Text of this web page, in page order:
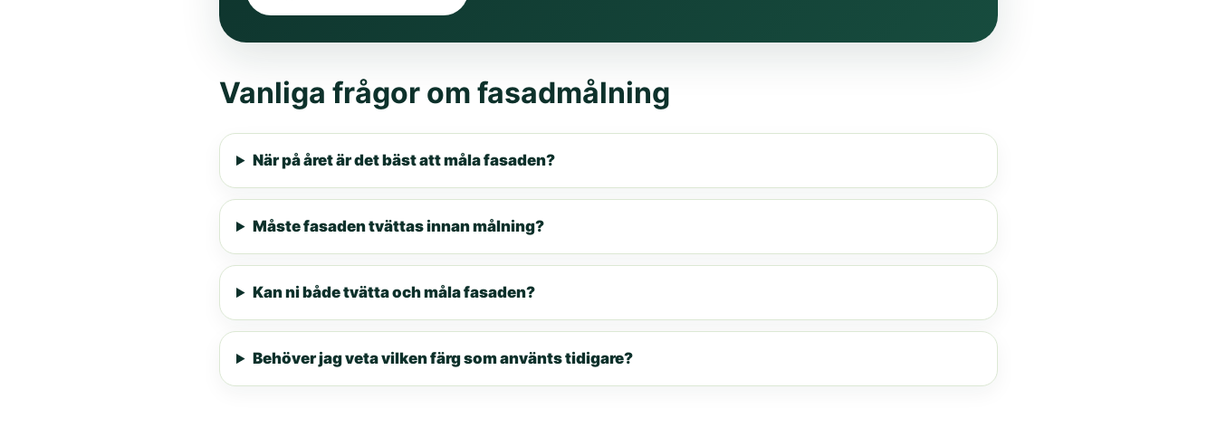
Vanliga frågor om fasadmålning
När på året är det bäst att måla fasaden?
Måste fasaden tvättas innan målning?
Kan ni både tvätta och måla fasaden?
Behöver jag veta vilken färg som använts tidigare?